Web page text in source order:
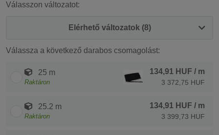
Válasszon változatot:
Elérhető változatok (8)
Válassza a következő darabos csomagolást:
25 m
Raktáron
134,91 HUF / m
3 372,75 HUF
25.2 m
Raktáron
134,91 HUF / m
3 399,73 HUF